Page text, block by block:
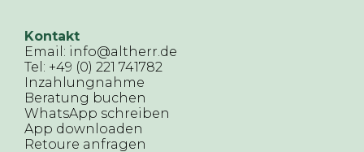
Kontakt
Email: info@altherr.de
Tel: +49 (0) 221 741782
Inzahlungnahme
Beratung buchen
WhatsApp schreiben
App downloaden
Retoure anfragen